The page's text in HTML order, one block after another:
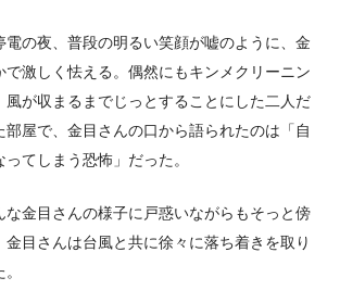
電の夜、普段の明るい笑顔が嘘のように、金
で激しく怯える。偶然にもキンメクリーニン
風が収まるまでじっとすることにした二人だ
部屋で、金目さんの口から語られたのは「自
てしまう恐怖」だった。
な金目さんの様子に戸惑いながらもそっと傍
金目さんは台風と共に徐々に落ち着きを取り